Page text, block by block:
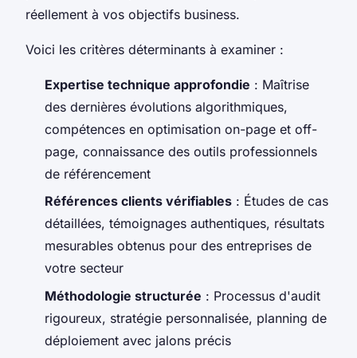
réellement à vos objectifs business.
Voici les critères déterminants à examiner :
Expertise technique approfondie : Maîtrise
des dernières évolutions algorithmiques,
compétences en optimisation on-page et off-
page, connaissance des outils professionnels
de référencement
Références clients vérifiables : Études de cas
détaillées, témoignages authentiques, résultats
mesurables obtenus pour des entreprises de
votre secteur
Méthodologie structurée : Processus d'audit
rigoureux, stratégie personnalisée, planning de
déploiement avec jalons précis